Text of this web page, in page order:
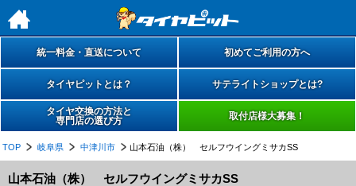
h
統一料金・直送について 初めてご利用の方へ
タイヤピットとは？ サテライトショップとは?
タイヤ交換の方法と
専門店の選び方
取付店様大募集！
TOP 岐阜県 中津川市 山本石油（株） セルフウイングミサカSS
山本石油（株） セルフウイングミサカSS